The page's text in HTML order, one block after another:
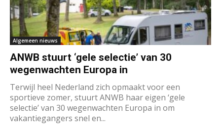
Algemeen nieuws
ANWB stuurt ‘gele selectie’ van 30
wegenwachten Europa in
Terwijl heel Nederland zich opmaakt voor een
sportieve zomer, stuurt ANWB haar eigen ‘gele
selectie’ van 30 wegenwachten Europa in om
vakantiegangers snel en...